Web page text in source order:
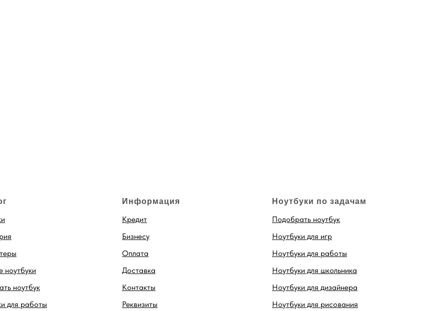
ноутбуки
ноутбук
для работы
Информация
Кредит
Бизнесу
Оплата
Доставка
Контакты
Реквизиты
Ноутбуки по задачам
Подобрать ноутбук
Ноутбуки для игр
Ноутбуки для работы
Ноутбуки для школьника
Ноутбуки для дизайнера
Ноутбуки для рисования